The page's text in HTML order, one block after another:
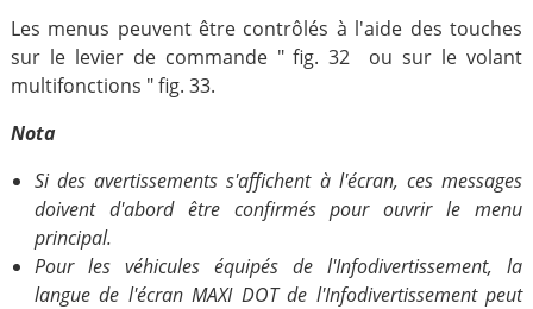
Les menus peuvent être contrôlés à l'aide des touches
sur le levier de commande " fig. 32 ou sur le volant
multifonctions " fig. 33.
Nota
Si des avertissements s'affichent à l'écran, ces messages
doivent d'abord être confirmés pour ouvrir le menu
principal.
Pour les véhicules équipés de l'Infodivertissement, la
langue de l'écran MAXI DOT de l'Infodivertissement peut